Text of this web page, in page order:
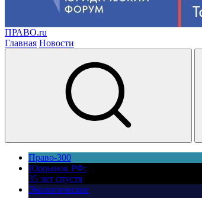
ПРАВО.ru
Главная Новости
Право-300
Юррынок РФ:
35 лет спустя
Экологическое